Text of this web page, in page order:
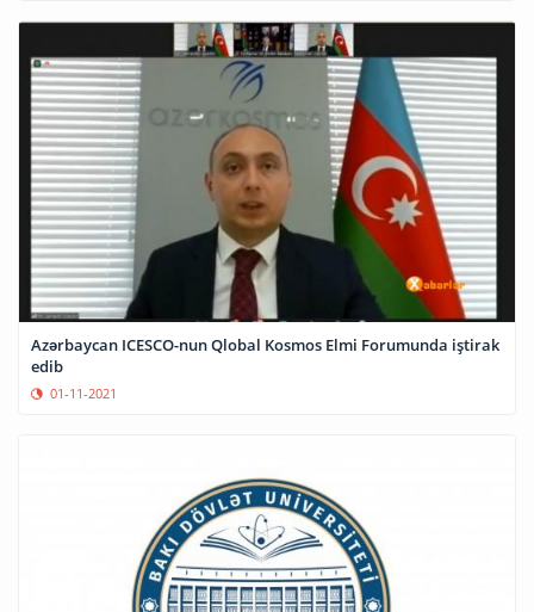
Azərbaycan ICESCO-nun Qlobal Kosmos Elmi Forumunda iştirak
edib
01-11-2021